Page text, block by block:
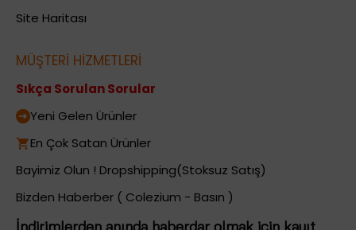
Site Haritası
MÜŞTERİ HİZMETLERİ
Sıkça Sorulan Sorular
Yeni Gelen Ürünler
En Çok Satan Ürünler
Bayimiz Olun ! Dropshipping(Stoksuz Satış)
Bizden Haberber ( Colezium - Basın )